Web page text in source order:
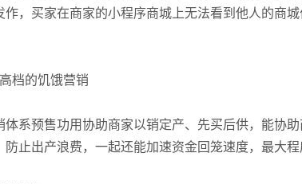
作，买家在商家的小程序商城上无法看到他人的商
档的饥饿营销
体系预售功用协助商家以销定产、先买后供，能协
防止出产浪费，一起还能加速资金回笼速度，最大程